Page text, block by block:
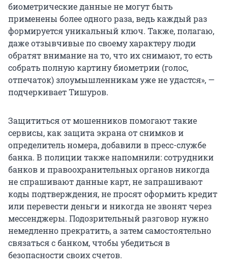
биометрические данные не могут быть
применены более одного раза, ведь каждый раз
формируется уникальный ключ. Также, полагаю,
даже отзывчивые по своему характеру люди
обратят внимание на то, что их снимают, то есть
собрать полную картину биометрии (голос,
отпечаток) злоумышленникам уже не удастся», —
подчеркивает Тишуров.
Защититься от мошенников помогают такие
сервисы, как защита экрана от снимков и
определитель номера, добавили в пресс-службе
банка. В полиции также напомнили: сотрудники
банков и правоохранительных органов никогда
не спрашивают данные карт, не запрашивают
коды подтверждения, не просят оформить кредит
или перевести деньги и никогда не звонят через
мессенджеры. Подозрительный разговор нужно
немедленно прекратить, а затем самостоятельно
связаться с банком, чтобы убедиться в
безопасности своих счетов.